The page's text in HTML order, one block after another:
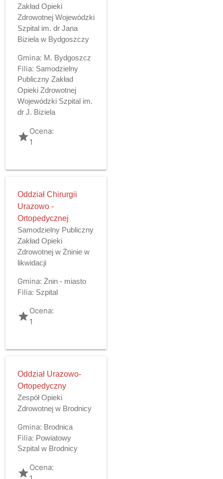
Zakład Opieki
Zdrowotnej Wojewódzki
Szpital im. dr Jana
Biziela w Bydgoszczy
Gmina: M. Bydgoszcz
Filia: Samodzielny
Publiczny Zakład
Opieki Zdrowotnej
Wojewódzki Szpital im.
dr J. Biziela
gradeOcena:
1
Oddział Chirurgii
Urazowo -
Ortopedycznej
Samodzielny Publiczny
Zakład Opieki
Zdrowotnej w Żninie w
likwidacji
Gmina: Żnin - miasto
Filia: Szpital
gradeOcena:
1
Oddział Urazowo-
Ortopedyczny
Zespół Opieki
Zdrowotnej w Brodnicy
Gmina: Brodnica
Filia: Powiatowy
Szpital w Brodnicy
gradeOcena: